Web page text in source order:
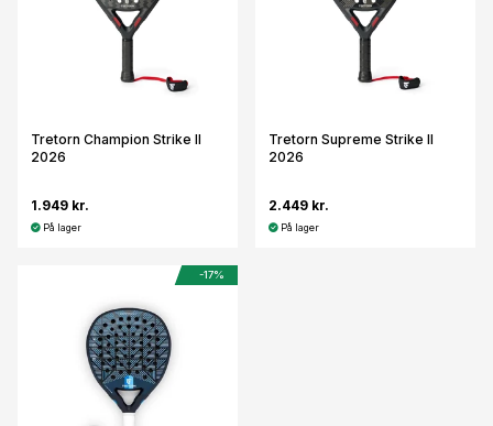
Tretorn Champion Strike II
2026
1.949 kr.
På lager
Tretorn Supreme Strike II
2026
2.449 kr.
På lager
-17%